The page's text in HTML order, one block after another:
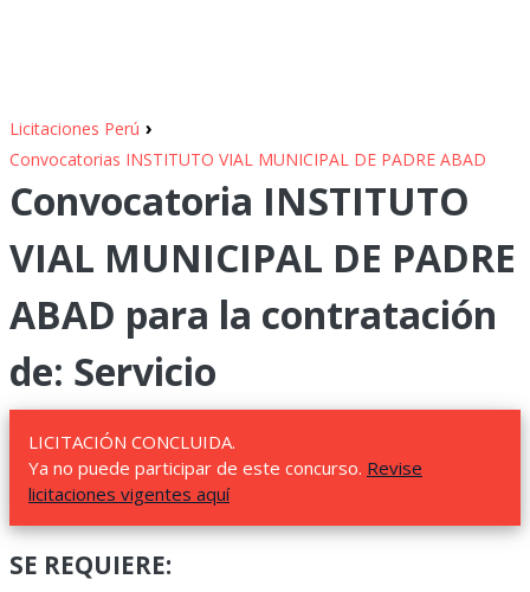
Licitaciones Perú ›
Convocatorias INSTITUTO VIAL MUNICIPAL DE PADRE ABAD
Convocatoria INSTITUTO
VIAL MUNICIPAL DE PADRE
ABAD para la contratación
de: Servicio
LICITACIÓN CONCLUIDA.
Ya no puede participar de este concurso. Revise
licitaciones vigentes aquí
SE REQUIERE: